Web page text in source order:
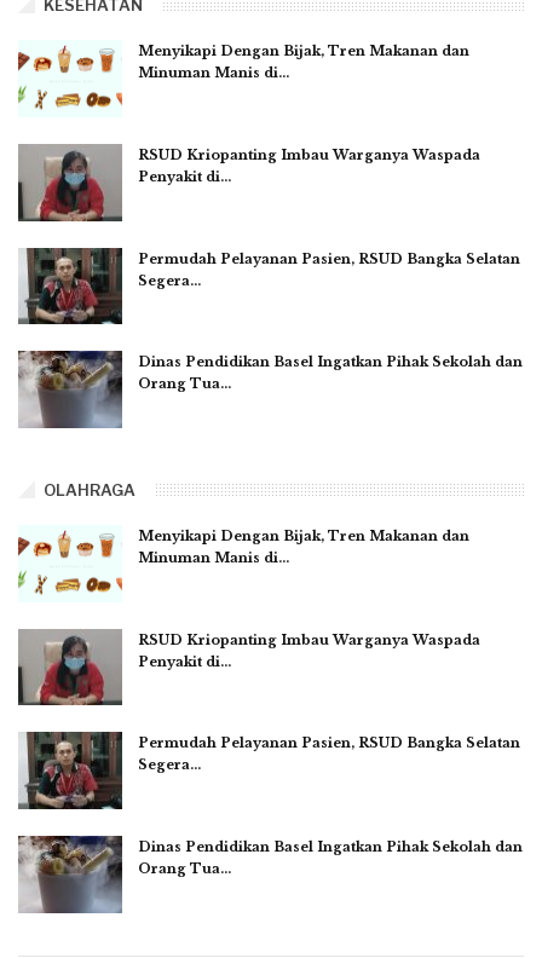
KESEHATAN
Menyikapi Dengan Bijak, Tren Makanan dan
Minuman Manis di…
RSUD Kriopanting Imbau Warganya Waspada
Penyakit di…
Permudah Pelayanan Pasien, RSUD Bangka Selatan
Segera…
Dinas Pendidikan Basel Ingatkan Pihak Sekolah dan
Orang Tua…
OLAHRAGA
Menyikapi Dengan Bijak, Tren Makanan dan
Minuman Manis di…
RSUD Kriopanting Imbau Warganya Waspada
Penyakit di…
Permudah Pelayanan Pasien, RSUD Bangka Selatan
Segera…
Dinas Pendidikan Basel Ingatkan Pihak Sekolah dan
Orang Tua…